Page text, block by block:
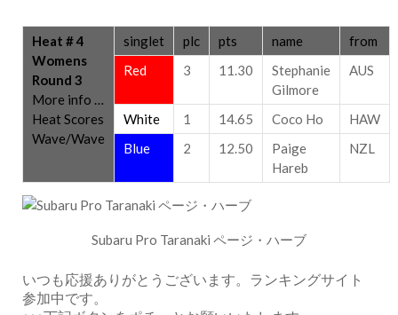
Heat # 4
Womens
Round 3
More info …
Heat Scores
Wave/Wave
singlet plc pts name
from
Red
3 11.30
Stephanie
Gilmore
AUS
White 1 14.65 Coco Ho
HAW
Blue
2 12.50
Paige
Hareb
NZL
Subaru Pro Taranaki ページ・ハーブ
いつも応援ありがとうございます。ランキングサイト
参加中です。